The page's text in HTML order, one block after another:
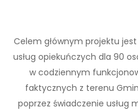
Celem głównym projektu
usług opiekuńczych dla 90
w codziennym
faktycznych z terenu
poprzez świadczenie usług